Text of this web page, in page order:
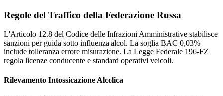
Regole del Traffico della Federazione Russa
L'Articolo 12.8 del Codice delle Infrazioni Amministrative stabilisce
sanzioni per guida sotto influenza alcol. La soglia BAC 0,03%
include tolleranza errore misurazione. La Legge Federale 196-FZ
regola licenze conducente e standard operativi veicoli.
Rilevamento Intossicazione Alcolica